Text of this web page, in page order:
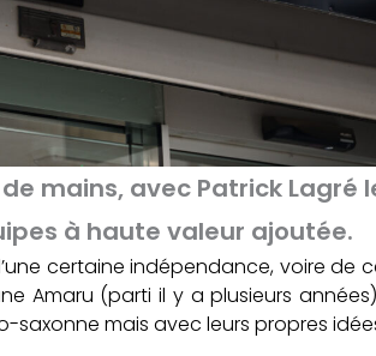
mains, avec Patrick Lagré
à haute valeur ajoutée.
certaine indépendance, voire de
Amaru (parti il y a plusieurs
saxonne mais avec leurs propres